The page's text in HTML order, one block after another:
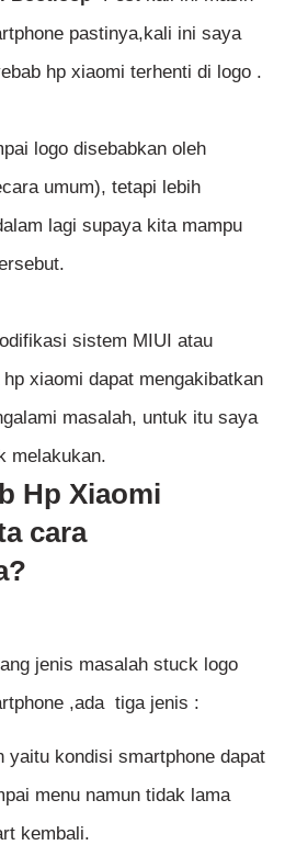
pastinya,kali ini saya
hp xiaomi terhenti di logo .
logo disebabkan oleh
umum), tetapi lebih
lagi supaya kita mampu
sistem MIUI atau
xiaomi dapat mengakibatkan
masalah, untuk itu saya
melakukan.
Hp Xiaomi
cara
jenis masalah stuck logo
,ada tiga jenis :
yaitu kondisi smartphone dapat
menu namun tidak lama
kembali.